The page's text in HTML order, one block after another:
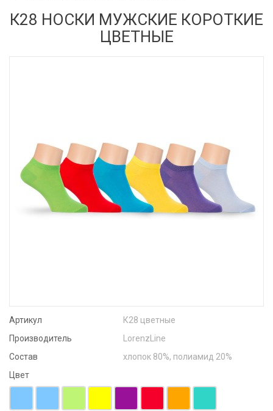
К28 НОСКИ МУЖСКИЕ КОРОТКИЕ
ЦВЕТНЫЕ
Артикул
К28 цветные
Производитель
LorenzLine
Состав
хлопок 80%, полиамид 20%
Цвет